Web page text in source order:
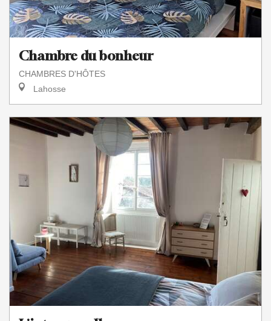
Chambre du bonheur
CHAMBRES D'HÔTES
Lahosse